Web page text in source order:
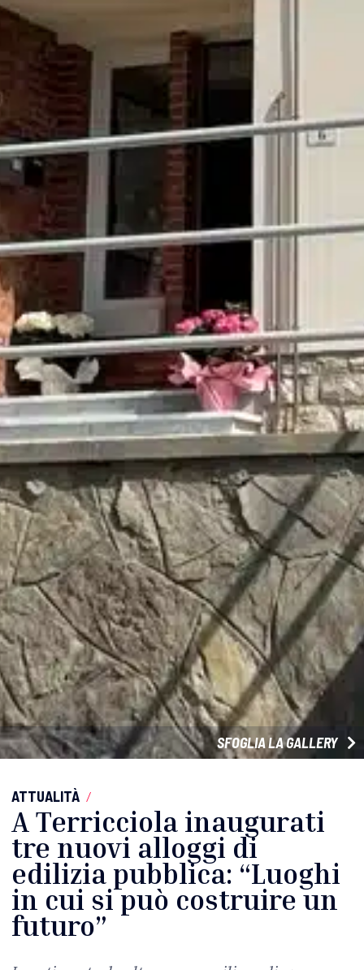
SFOGLIA LA GALLERY
ATTUALITÀ /
A Terricciola inaugurati
tre nuovi alloggi di
edilizia pubblica: “Luoghi
in cui si può costruire un
futuro”